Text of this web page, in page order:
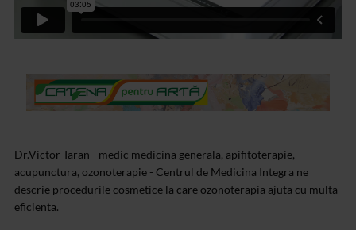
Dr.Victor Taran - medic medicina generala, apifitoterapie,
acupunctura, ozonoterapie - Centrul de Medicina Integra ne
descrie procedurile cosmetice la care ozonoterapia ajuta cu multa
eficienta.